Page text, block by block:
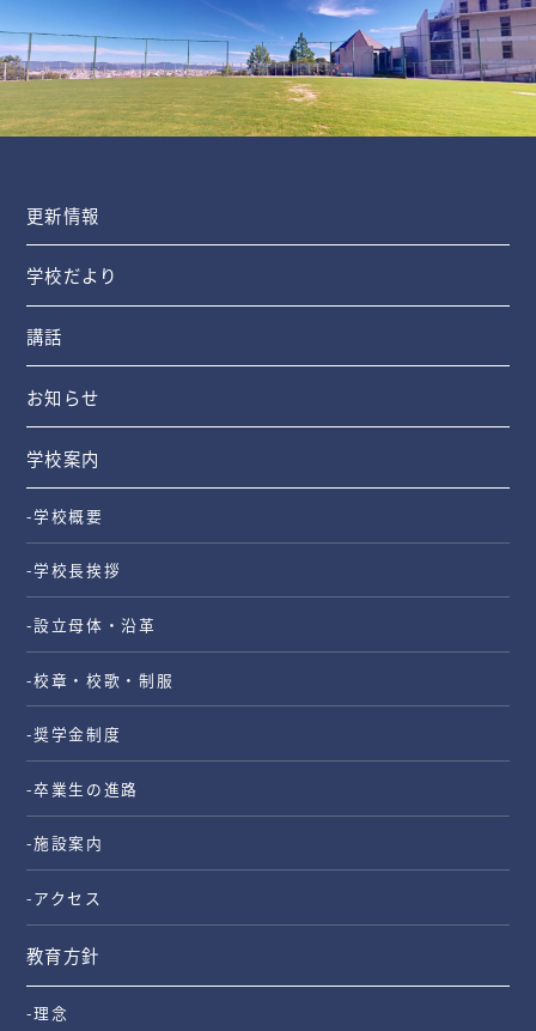
更新情報
学校だより
講話
お知らせ
学校案内
-学校概要
-学校長挨拶
-設立母体・沿革
-校章・校歌・制服
-奨学金制度
-卒業生の進路
-施設案内
-アクセス
教育方針
-理念